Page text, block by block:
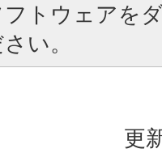
トウェアを
い。
更